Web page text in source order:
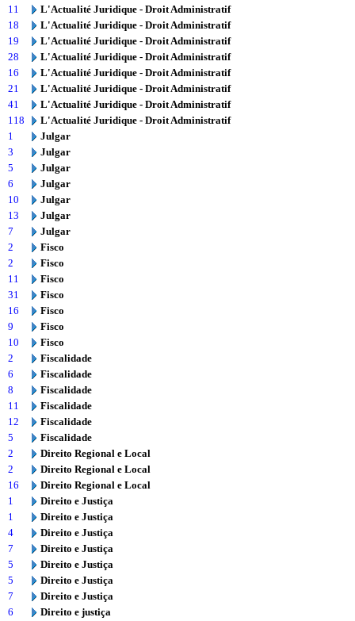
11
L'Actualité Juridique - Droit Administratif
18
L'Actualité Juridique - Droit Administratif
19
L'Actualité Juridique - Droit Administratif
28
L'Actualité Juridique - Droit Administratif
16
L'Actualité Juridique - Droit Administratif
21
L'Actualité Juridique - Droit Administratif
41
L'Actualité Juridique - Droit Administratif
118
L'Actualité Juridique - Droit Administratif
1
Julgar
3
Julgar
5
Julgar
6
Julgar
10
Julgar
13
Julgar
7
Julgar
2
Fisco
2
Fisco
11
Fisco
31
Fisco
16
Fisco
9
Fisco
10
Fisco
2
Fiscalidade
6
Fiscalidade
8
Fiscalidade
11
Fiscalidade
12
Fiscalidade
5
Fiscalidade
2
Direito Regional e Local
2
Direito Regional e Local
16
Direito Regional e Local
1
Direito e Justiça
1
Direito e Justiça
4
Direito e Justiça
7
Direito e Justiça
5
Direito e Justiça
5
Direito e Justiça
7
Direito e Justiça
6
Direito e justiça